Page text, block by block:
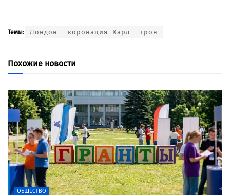
Темы: Лондон коронация. Карл трон
Похожие новости
ОБЩЕСТВО